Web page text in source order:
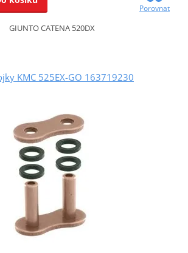
Porovnat
GIUNTO CATENA 520DX
KMC 525EX-GO 163719230